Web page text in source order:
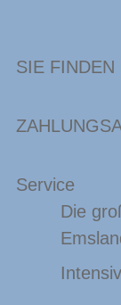
SIE FINDEN
Service
Die